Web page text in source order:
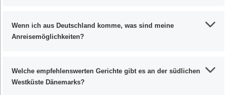
Wenn ich aus Deutschland komme, was sind meine
Anreisemöglichkeiten?
Welche empfehlenswerten Gerichte gibt es an der südlichen
Westküste Dänemarks?